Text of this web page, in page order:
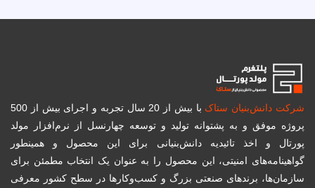
شرکت دانش‌بنیان ستاک
با بیش از 20 سال تجربه و اجرای بیش از 500
پروژه موفق و به پشتوانه تولید و توسعه چهارنسل از نرم‌افزار مولد
پورتال و اخذ تائیدیه دانش‌بنیانی برای این محصول و همینطور
گواهینامه‌های امنیتی، این محصول را به عنوان یک انتخاب مطمئن برای
سازمان‌ها، برندهای صنعتی بزرگ و کسب‌و‌کارها در سطح کشور معرفی